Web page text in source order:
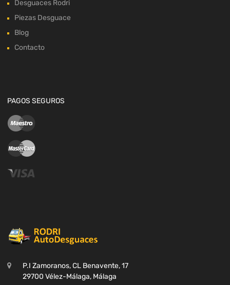
Desguaces Rodri
Piezas Desguace
Blog
Contacto
PAGOS SEGUROS
P.I Zamoranos, CL Benavente, 17
29700 Vélez-Málaga, Málaga